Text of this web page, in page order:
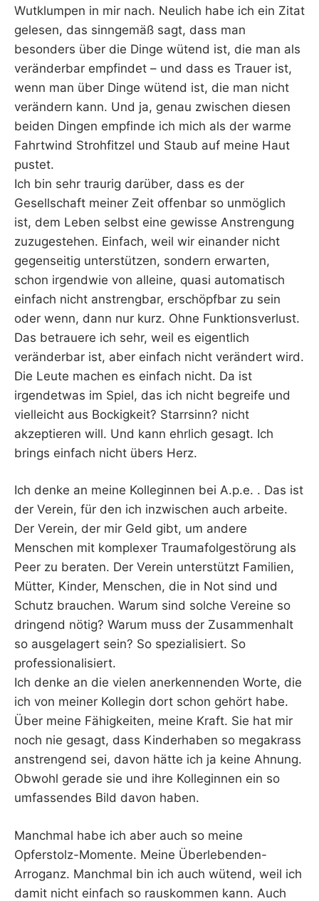
Wutklumpen in mir nach. Neulich habe ich ein Zitat
gelesen, das sinngemäß sagt, dass man
besonders über die Dinge wütend ist, die man als
veränderbar empfindet – und dass es Trauer ist,
wenn man über Dinge wütend ist, die man nicht
verändern kann. Und ja, genau zwischen diesen
beiden Dingen empfinde ich mich als der warme
Fahrtwind Strohfitzel und Staub auf meine Haut
pustet.
Ich bin sehr traurig darüber, dass es der
Gesellschaft meiner Zeit offenbar so unmöglich
ist, dem Leben selbst eine gewisse Anstrengung
zuzugestehen. Einfach, weil wir einander nicht
gegenseitig unterstützen, sondern erwarten,
schon irgendwie von alleine, quasi automatisch
einfach nicht anstrengbar, erschöpfbar zu sein
oder wenn, dann nur kurz. Ohne Funktionsverlust.
Das betrauere ich sehr, weil es eigentlich
veränderbar ist, aber einfach nicht verändert wird.
Die Leute machen es einfach nicht. Da ist
irgendetwas im Spiel, das ich nicht begreife und
vielleicht aus Bockigkeit? Starrsinn? nicht
akzeptieren will. Und kann ehrlich gesagt. Ich
brings einfach nicht übers Herz.
Ich denke an meine Kolleginnen bei A.p.e. . Das ist
der Verein, für den ich inzwischen auch arbeite.
Der Verein, der mir Geld gibt, um andere
Menschen mit komplexer Traumafolgestörung als
Peer zu beraten. Der Verein unterstützt Familien,
Mütter, Kinder, Menschen, die in Not sind und
Schutz brauchen. Warum sind solche Vereine so
dringend nötig? Warum muss der Zusammenhalt
so ausgelagert sein? So spezialisiert. So
professionalisiert.
Ich denke an die vielen anerkennenden Worte, die
ich von meiner Kollegin dort schon gehört habe.
Über meine Fähigkeiten, meine Kraft. Sie hat mir
noch nie gesagt, dass Kinderhaben so megakrass
anstrengend sei, davon hätte ich ja keine Ahnung.
Obwohl gerade sie und ihre Kolleginnen ein so
umfassendes Bild davon haben.
Manchmal habe ich aber auch so meine
Opferstolz-Momente. Meine Überlebenden-
Arroganz. Manchmal bin ich auch wütend, weil ich
damit nicht einfach so rauskommen kann. Auch